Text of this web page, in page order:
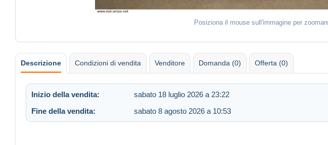
Posiziona il mouse sull'immagine per
Descrizione Condizioni di vendita Venditore Domanda (0) Offerta (0)
Inizio della vendita: sabato 18 luglio 2026 a 23:22
Fine della vendita:
sabato 8 agosto 2026 a 10:53